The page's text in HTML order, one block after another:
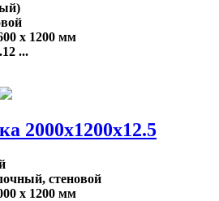
x 1200 мм
...
2000x1200x12.5
стеновой
x 1200 мм